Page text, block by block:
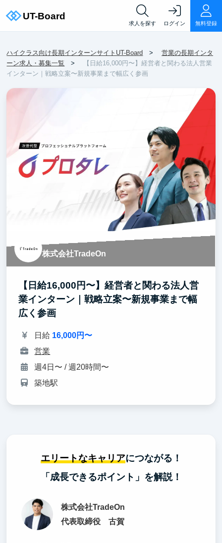
求人を探す ログイン 無料登録
ハイクラス向け長期インターンサイトUT-Board
営業の長期インタ
ーン求人・募集一覧
【日給16,000円〜】経営者と関わる法人営業
インターン｜戦略立案〜新規事業まで幅広く参画
株式会社TradeOn
【日給16,000円〜】経営者と関わる法人営
業インターン｜戦略立案〜新規事業まで幅
広く参画
日給 16,000円〜
営業
週4日〜 / 週20時間〜
築地駅
エリートなキャリアにつながる！
「成長できるポイント」を解説！
株式会社TradeOn
代表取締役 古賀